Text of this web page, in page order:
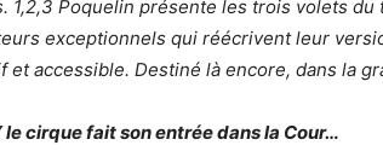
1,2,3 Poquelin présente les trois volets du
exceptionnels qui réécrivent leur
et accessible. Destiné là encore, dans la
le cirque fait son entrée dans la Cour…